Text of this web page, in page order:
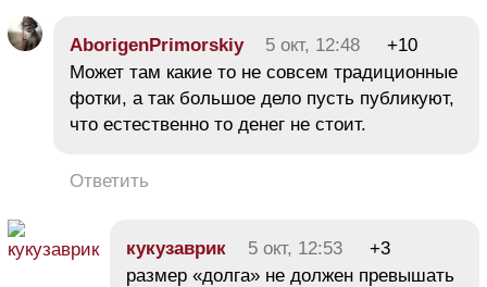
AborigenPrimorskiy 5 окт, 12:48
+10
Может там какие то не совсем традиционные
фотки, а так большое дело пусть публикуют,
что естественно то денег не стоит.
Ответить
кукузаврик 5 окт, 12:53
+3
размер «долга» не должен превышать